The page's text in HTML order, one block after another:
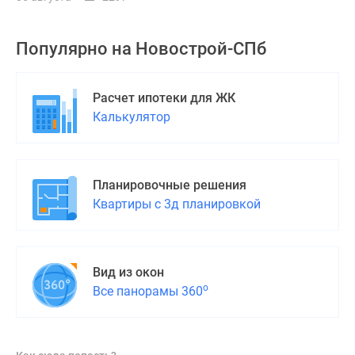
Популярно на Новострой-СПб
Расчет ипотеки для ЖК
Калькулятор
Планировочные решения
Квартиры с 3д планировкой
Вид из окон
Все панорамы 360о